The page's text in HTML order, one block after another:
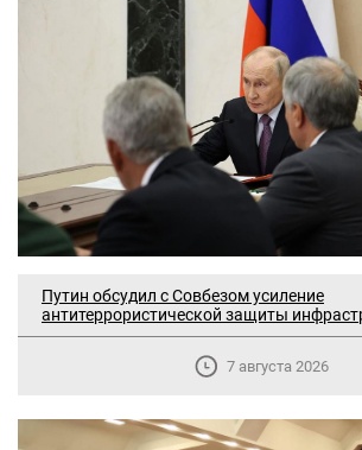
Путин обсудил с Совбезом усиление
антитеррористической защиты
7 августа 2026